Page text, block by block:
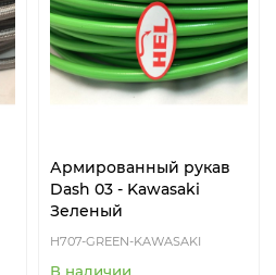
Армированный рукав
Dash 03 - Kawasaki
Зеленый
H707-GREEN-KAWASAKI
В наличии